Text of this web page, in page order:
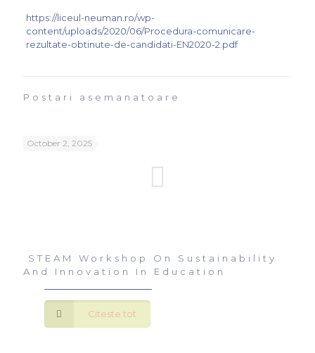
https://liceul-neuman.ro/wp-
content/uploads/2020/06/Procedura-comunicare-
rezultate-obtinute-de-candidati-EN2020-2.pdf
Postari asemanatoare
October 2, 2025
STEAM Workshop On Sustainability
And Innovation In Education
Citeste tot